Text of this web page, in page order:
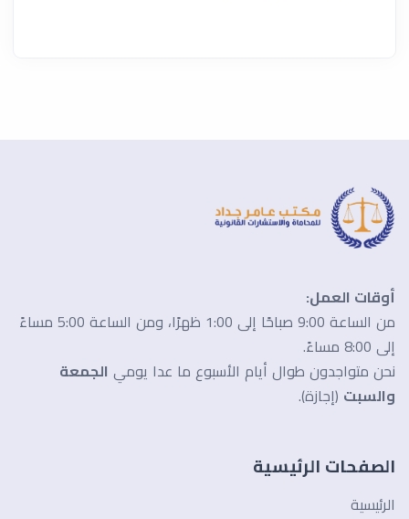
أوقات العمل:
من الساعة 9:00 صباحًا إلى 1:00 ظهرًا، ومن الساعة 5:00 مساءً
إلى 8:00 مساءً.
نحن متواجدون طوال أيام الأسبوع ما عدا يومي الجمعة
والسبت (إجازة).
الصفحات الرئيسية
الرئيسية